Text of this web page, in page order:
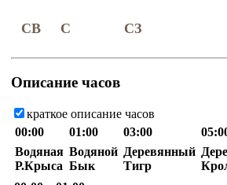
СВ С СЗ
Описание часов
краткое описание часов
00:00
01:00 03:00
Водяная
Р.Крыса
Водяной
Бык
Деревянный
Тигр